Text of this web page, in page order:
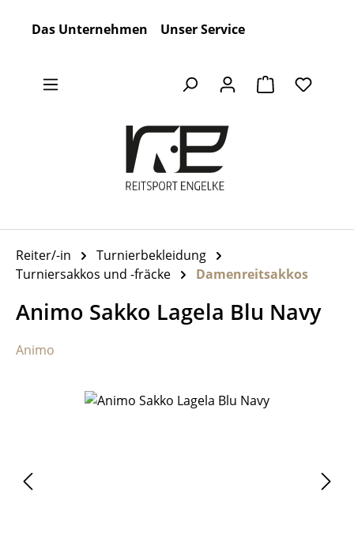
Das Unternehmen Unser Service
Warenkorb
Reiter/-in
Turnierbekleidung
Turniersakkos und -fräcke
Damenreitsakkos
Animo Sakko Lagela Blu Navy
Animo
Bildergalerie überspringen